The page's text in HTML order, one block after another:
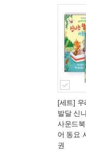
[세트]
발달 신
사운드
어 동요
권